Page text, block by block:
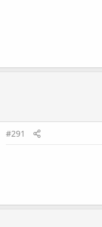
#291